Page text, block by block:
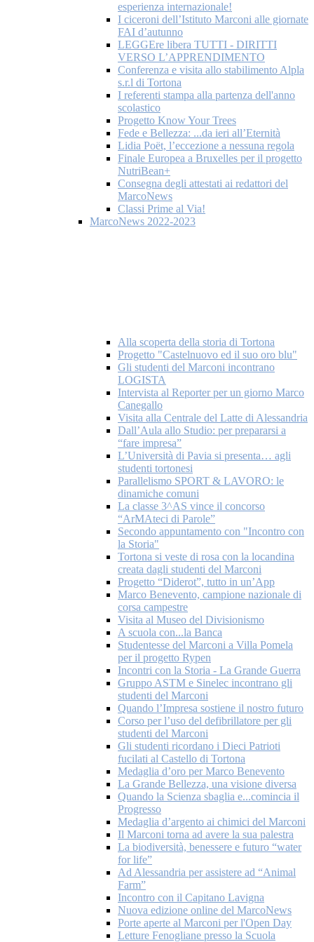
esperienza internazionale!
I ciceroni dell’Istituto Marconi alle giornate
FAI d’autunno
LEGGEre libera TUTTI - DIRITTI
VERSO L’APPRENDIMENTO
Conferenza e visita allo stabilimento Alpla
s.r.l di Tortona
I referenti stampa alla partenza dell'anno
scolastico
Progetto Know Your Trees
Fede e Bellezza: ...da ieri all’Eternità
Lidia Poët, l’eccezione a nessuna regola
Finale Europea a Bruxelles per il progetto
NutriBean+
Consegna degli attestati ai redattori del
MarcoNews
Classi Prime al Via!
MarcoNews 2022-2023
Alla scoperta della storia di Tortona
Progetto "Castelnuovo ed il suo oro blu"
Gli studenti del Marconi incontrano
LOGISTA
Intervista al Reporter per un giorno Marco
Canegallo
Visita alla Centrale del Latte di Alessandria
Dall’Aula allo Studio: per prepararsi a
“fare impresa”
L’Università di Pavia si presenta… agli
studenti tortonesi
Parallelismo SPORT & LAVORO: le
dinamiche comuni
La classe 3^AS vince il concorso
“ArMAteci di Parole”
Secondo appuntamento con "Incontro con
la Storia"
Tortona si veste di rosa con la locandina
creata dagli studenti del Marconi
Progetto “Diderot”, tutto in un’App
Marco Benevento, campione nazionale di
corsa campestre
Visita al Museo del Divisionismo
A scuola con...la Banca
Studentesse del Marconi a Villa Pomela
per il progetto Rypen
Incontri con la Storia - La Grande Guerra
Gruppo ASTM e Sinelec incontrano gli
studenti del Marconi
Quando l’Impresa sostiene il nostro futuro
Corso per l’uso del defibrillatore per gli
studenti del Marconi
Gli studenti ricordano i Dieci Patrioti
fucilati al Castello di Tortona
Medaglia d’oro per Marco Benevento
La Grande Bellezza, una visione diversa
Quando la Scienza sbaglia e...comincia il
Progresso
Medaglia d’argento ai chimici del Marconi
Il Marconi torna ad avere la sua palestra
La biodiversità, benessere e futuro “water
for life”
Ad Alessandria per assistere ad “Animal
Farm”
Incontro con il Capitano Lavigna
Nuova edizione online del MarcoNews
Porte aperte al Marconi per l'Open Day
Letture Fenogliane presso la Scuola